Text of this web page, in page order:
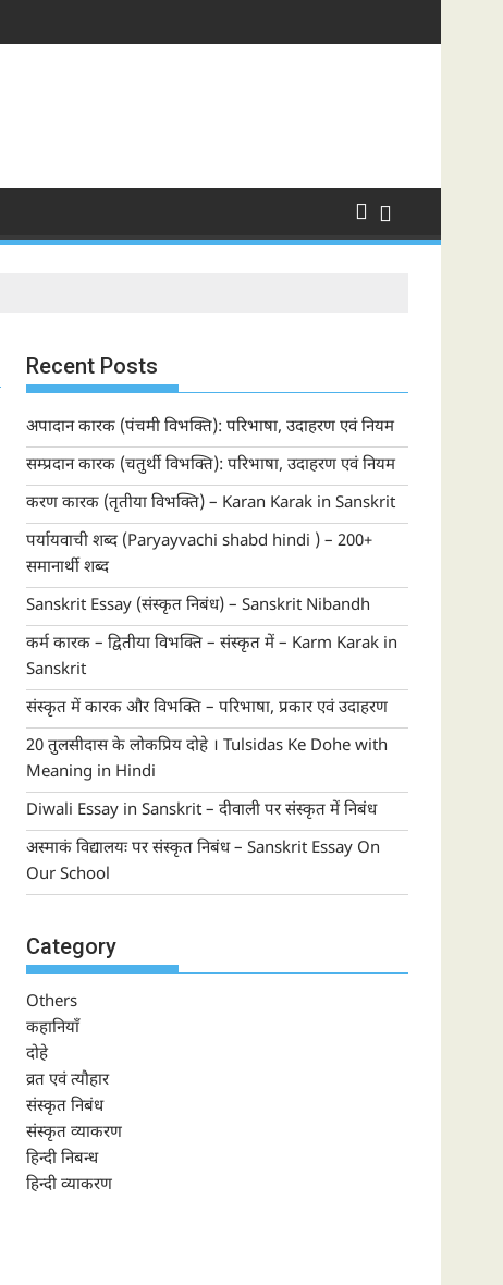
Recent Posts
अपादान कारक (पंचमी विभक्ति): परिभाषा, उदाहरण एवं नियम
सम्प्रदान कारक (चतुर्थी विभक्ति): परिभाषा, उदाहरण एवं नियम
करण कारक (तृतीया विभक्ति) – Karan Karak in Sanskrit
पर्यायवाची शब्द (Paryayvachi shabd hindi ) – 200+
समानार्थी शब्द
Sanskrit Essay (संस्कृत निबंध) – Sanskrit Nibandh
कर्म कारक – द्वितीया विभक्ति – संस्कृत में – Karm Karak in
Sanskrit
संस्कृत में कारक और विभक्ति – परिभाषा, प्रकार एवं उदाहरण
20 तुलसीदास के लोकप्रिय दोहे । Tulsidas Ke Dohe with
Meaning in Hindi
Diwali Essay in Sanskrit – दीवाली पर संस्कृत में निबंध
अस्माकं विद्यालयः पर संस्कृत निबंध – Sanskrit Essay On
Our School
Category
Others
कहानियाँ
दोहे
व्रत एवं त्यौहार
संस्कृत निबंध
संस्कृत व्याकरण
हिन्दी निबन्ध
हिन्दी व्याकरण